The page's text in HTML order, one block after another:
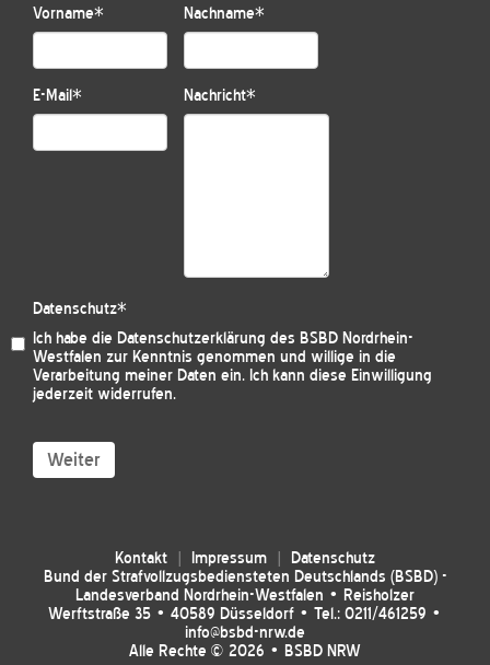
Vorname* Nachname*
E-Mail* Nachricht*
Datenschutz*
Ich habe die Datenschutzerklärung des BSBD Nordrhein-
Westfalen zur Kenntnis genommen und willige in die
Verarbeitung meiner Daten ein. Ich kann diese Einwilligung
jederzeit widerrufen.
Weiter
Kontakt Impressum
Datenschutz
Bund der Strafvollzugsbediensteten Deutschlands (BSBD) -
Landesverband Nordrhein-Westfalen • Reisholzer
Werftstraße 35 • 40589 Düsseldorf • Tel.: 0211/461259 •
info@bsbd-nrw.de
Alle Rechte © 2026 • BSBD NRW